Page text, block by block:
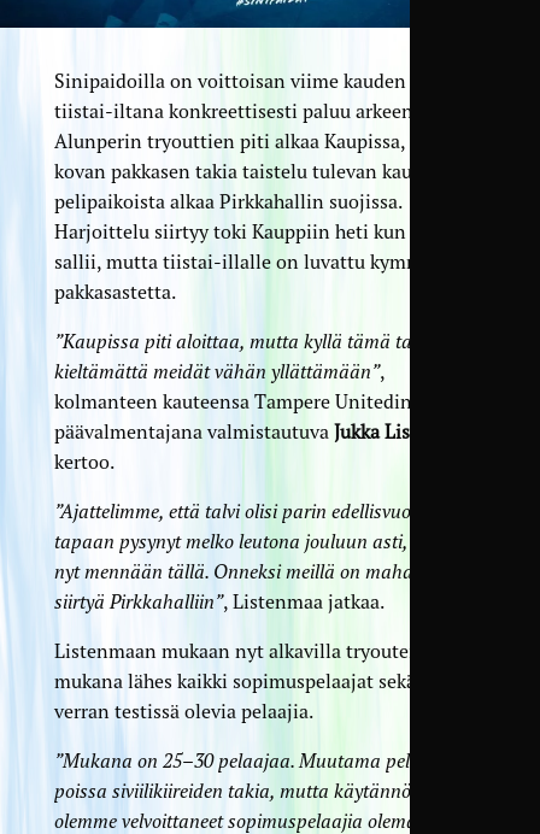
Sinipaidoilla on voittoisan viime kauden jälkeen
tiistai-iltana konkreettisesti paluu arkeen.
Alunperin tryouttien piti alkaa Kaupissa, mutta
kovan pakkasen takia taistelu tulevan kauden
pelipaikoista alkaa Pirkkahallin suojissa.
Harjoittelu siirtyy toki Kauppiin heti kun sää sen
sallii, mutta tiistai-illalle on luvattu kymmentä
pakkasastetta.
”Kaupissa piti aloittaa, mutta kyllä tämä talvi pääsi
kieltämättä meidät vähän yllättämään”,
kolmanteen kauteensa Tampere Unitedin
päävalmentajana valmistautuva Jukka Listenmaa
kertoo.
”Ajattelimme, että talvi olisi parin edellisvuoden
tapaan pysynyt melko leutona jouluun asti, mutta
nyt mennään tällä. Onneksi meillä on mahdollisuus
siirtyä Pirkkahalliin”, Listenmaa jatkaa.
Listenmaan mukaan nyt alkavilla tryouteilla on
mukana lähes kaikki sopimuspelaajat sekä saman
verran testissä olevia pelaajia.
”Mukana on 25–30 pelaajaa. Muutama pelaaja on
poissa siviilikiireiden takia, mutta käytännössä
olemme velvoittaneet sopimuspelaajia olemaan